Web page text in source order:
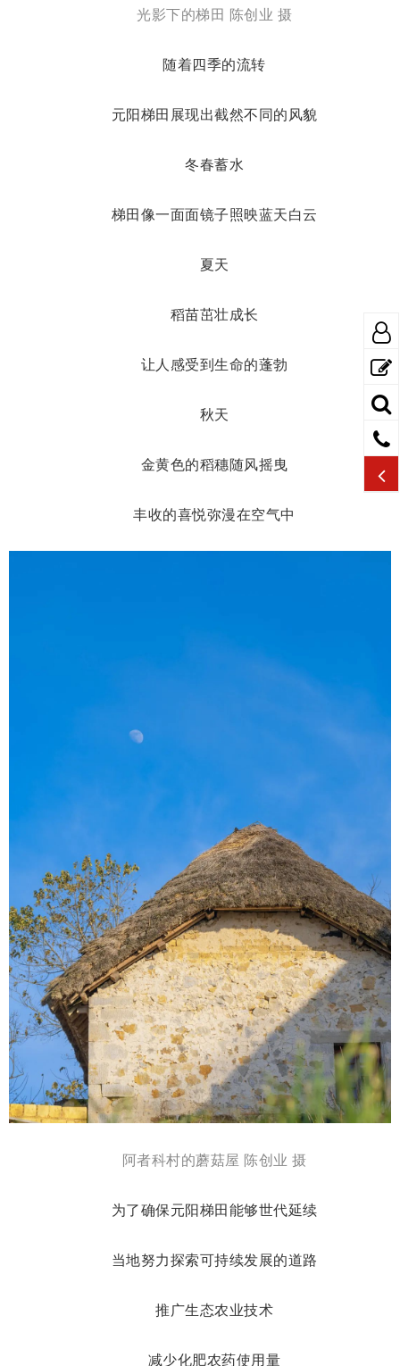
光影下的梯田 陈创业 摄
随着四季的流转
元阳梯田展现出截然不同的风貌
冬春蓄水
梯田像一面面镜子照映蓝天白云
夏天
稻苗茁壮成长
让人感受到生命的蓬勃
秋天
金黄色的稻穗随风摇曳
丰收的喜悦弥漫在空气中
阿者科村的蘑菇屋 陈创业 摄
为了确保元阳梯田能够世代延续
当地努力探索可持续发展的道路
推广生态农业技术
减少化肥农药使用量